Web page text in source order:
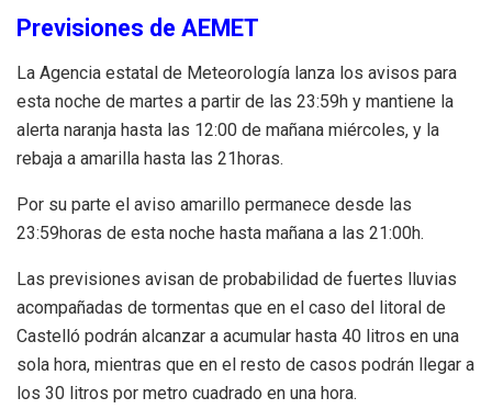
Previsiones de AEMET
La Agencia estatal de Meteorología lanza los avisos para
esta noche de martes a partir de las 23:59h y mantiene la
alerta naranja hasta las 12:00 de mañana miércoles, y la
rebaja a amarilla hasta las 21horas.
Por su parte el aviso amarillo permanece desde las
23:59horas de esta noche hasta mañana a las 21:00h.
Las previsiones avisan de probabilidad de fuertes lluvias
acompañadas de tormentas que en el caso del litoral de
Castelló podrán alcanzar a acumular hasta 40 litros en una
sola hora, mientras que en el resto de casos podrán llegar a
los 30 litros por metro cuadrado en una hora.